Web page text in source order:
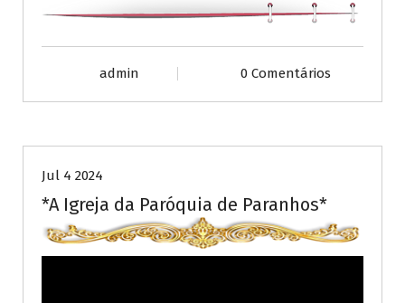
admin 0 Comentários
Jul 4 2024
*A Igreja da Paróquia de Paranhos*